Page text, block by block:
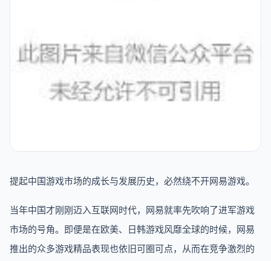
提起中国游戏市场的成长与发展历史，必然绕不开网易游戏。
当年中国才刚刚迈入互联网时代，网易就率先吹响了进军游戏
市场的号角。即便是在欧美、日韩游戏风靡全球的时候，网易
推出的众多游戏精品表现也依旧可圈可点，从而在竞争激烈的